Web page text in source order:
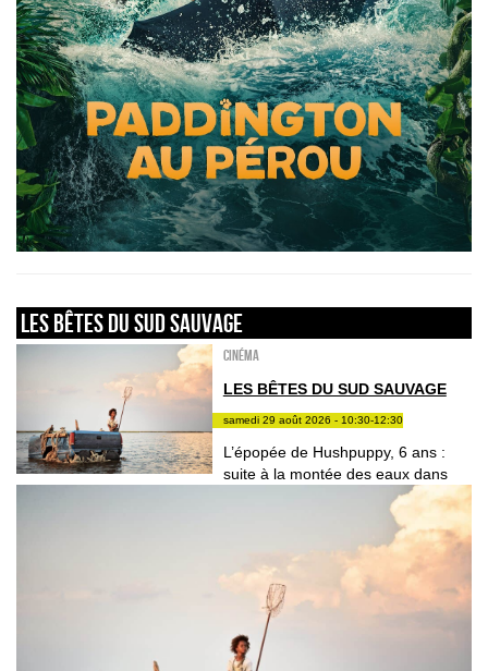
LES BÊTES DU SUD SAUVAGE
Cinéma
LES BÊTES DU SUD SAUVAGE
samedi 29 août 2026 - 10:30-12:30
L’épopée de Hushpuppy, 6 ans :
suite à la montée des eaux dans